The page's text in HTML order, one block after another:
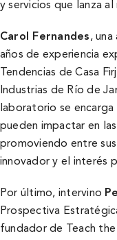
y servicios que lanza al
Carol Fernandes,
años de experiencia
Tendencias de Casa
Industrias de Río de
laboratorio se encarga
pueden impactar en
promoviendo entre
innovador y el interés
Por último, intervino
Prospectiva
fundador de Teach the